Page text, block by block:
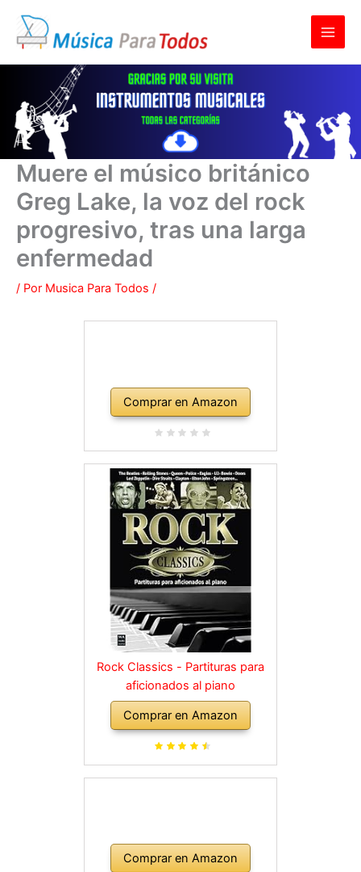
contenido
Muere el músico británico
Greg Lake, la voz del rock
progresivo, tras una larga
enfermedad
/ Por Musica Para Todos /
Comprar en Amazon
Rock Classics - Partituras para
aficionados al piano
Comprar en Amazon
Comprar en Amazon